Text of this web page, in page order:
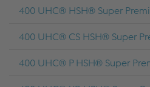
400 UHC® HSH® Super
400 UHC® CS HSH® Super
400 UHC® P HSH® Super